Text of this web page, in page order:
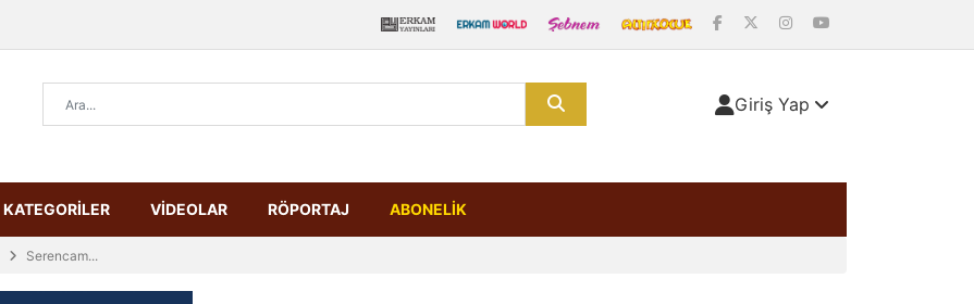
Giriş Yap
KATEGORİLER VİDEOLAR RÖPORTAJ ABONELİK
Serencam...